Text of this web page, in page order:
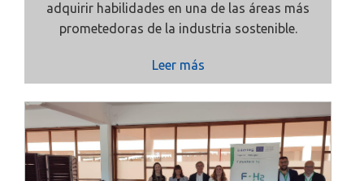
adquirir habilidades en una de las áreas más
prometedoras de la industria sostenible.
Leer más